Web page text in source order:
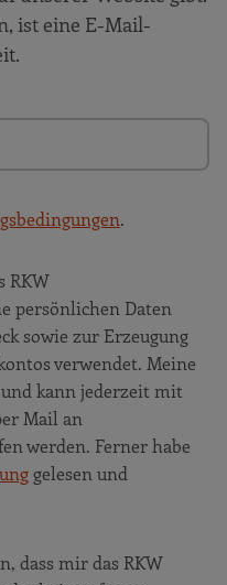
ist eine E-Mail-
.
RKW
persönlichen Daten
sowie zur Erzeugung
verwendet. Meine
kann jederzeit mit
Mail an
werden. Ferner habe
gelesen und
dass mir das RKW